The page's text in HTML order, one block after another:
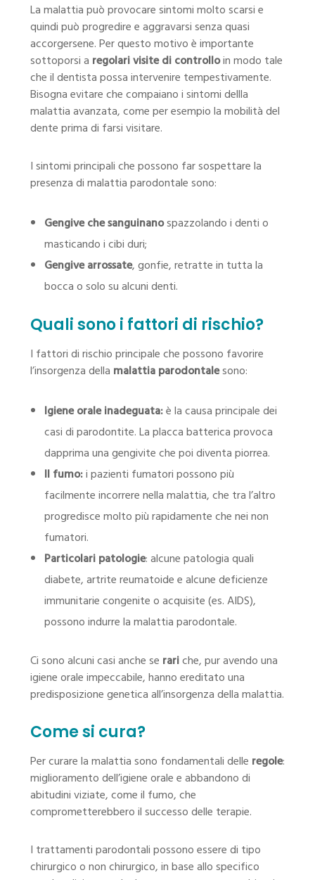
La malattia può provocare sintomi molto scarsi e
quindi può progredire e aggravarsi senza quasi
accorgersene. Per questo motivo è importante
sottoporsi a regolari visite di controlloin modo tale
che il dentista possa intervenire tempestivamente.
Bisogna evitare che compaiano i sintomi dellla
malattia avanzata, come per esempio la mobilità del
dente prima di farsi visitare.
I sintomi principali che possono far sospettare la
presenza di malattia parodontale sono:
Gengive che sanguinanospazzolando i denti o
masticando i cibi duri;
Gengive arrossate, gonfie, retratte in tutta la
bocca o solo su alcuni denti.
Quali sono i fattori di rischio?
I fattori di rischio principale che possono favorire
l’insorgenza della malattia parodontalesono:
Igiene orale inadeguata:è la causa principale dei
casi di parodontite. La placca batterica provoca
dapprima una gengivite che poi diventa piorrea.
Il fumo:i pazienti fumatori possono più
facilmente incorrere nella malattia, che tra l’altro
progredisce molto più rapidamente che nei non
fumatori.
Particolari patologie: alcune patologia quali
diabete, artrite reumatoide e alcune deficienze
immunitarie congenite o acquisite (es. AIDS),
possono indurre la malattia parodontale.
Ci sono alcuni casi anche se rariche, pur avendo una
igiene orale impeccabile, hanno ereditato una
predisposizione genetica all’insorgenza della malattia.
Come si cura?
Per curare la malattia sono fondamentali delle regole:
miglioramento dell’igiene orale e abbandono di
abitudini viziate, come il fumo, che
comprometterebbero il successo delle terapie.
I trattamenti parodontali possono essere di tipo
chirurgico o non chirurgico, in base allo specifico